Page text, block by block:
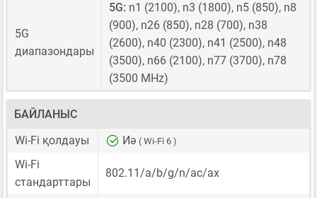
5G
диапазондары
5G: n1 (2100), n3 (1800), n5 (850), n8
(900), n26 (850), n28 (700), n38
(2600), n40 (2300), n41 (2500), n48
(3500), n66 (2100), n77 (3700), n78
(3500 MHz)
БАЙЛАНЫС
Wi-Fi қолдауы
Иә ( Wi-Fi 6 )
Wi-Fi
стандарттары
802.11/a/b/g/n/ac/ax